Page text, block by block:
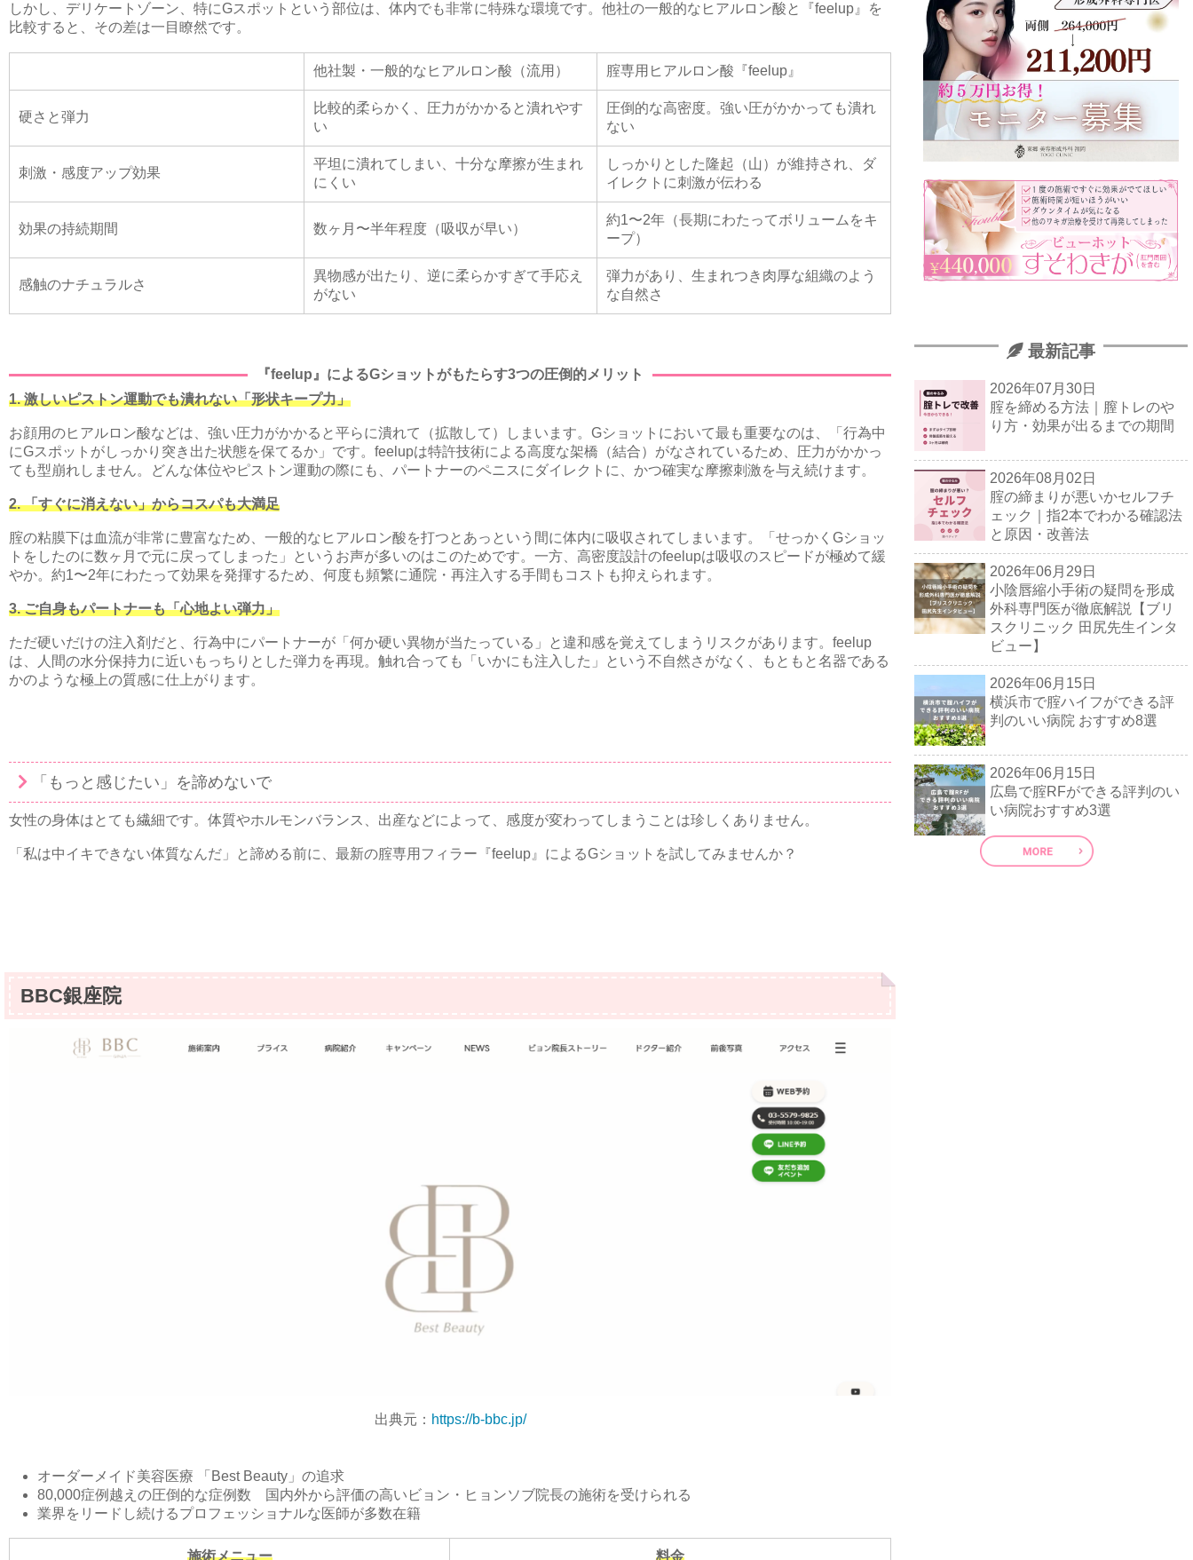
しかし、デリケートゾーン、特にGスポットという部位は、体内でも非常に特殊な環境です。他社の一般的なヒアルロン酸と『feelup』を
比較すると、その差は一目瞭然です。
他社製・一般的なヒアルロン酸（流用） 腟専用ヒアルロン酸『feelup』
硬さと弾力
比較的柔らかく、圧力がかかると潰れやす
い
圧倒的な高密度。強い圧がかかっても潰れ
ない
刺激・感度アップ効果
平坦に潰れてしまい、十分な摩擦が生まれ
にくい
しっかりとした隆起（山）が維持され、ダ
イレクトに刺激が伝わる
効果の持続期間 数ヶ月〜半年程度（吸収が早い）
約1〜2年（長期にわたってボリュームをキ
ープ）
感触のナチュラルさ
異物感が出たり、逆に柔らかすぎて手応え
がない
弾力があり、生まれつき肉厚な組織のよう
な自然さ
『feelup』によるGショットがもたらす3つの圧倒的メリット
1. 激しいピストン運動でも潰れない「形状キープ力」
お顔用のヒアルロン酸などは、強い圧力がかかると平らに潰れて（拡散して）しまいます。Gショットにおいて最も重要なのは、「行為中
にGスポットがしっかり突き出た状態を保てるか」です。feelupは特許技術による高度な架橋（結合）がなされているため、圧力がかかっ
ても型崩れしません。どんな体位やピストン運動の際にも、パートナーのペニスにダイレクトに、かつ確実な摩擦刺激を与え続けます。
2. 「すぐに消えない」からコスパも大満足
腟の粘膜下は血流が非常に豊富なため、一般的なヒアルロン酸を打つとあっという間に体内に吸収されてしまいます。「せっかくGショッ
トをしたのに数ヶ月で元に戻ってしまった」というお声が多いのはこのためです。一方、高密度設計のfeelupは吸収のスピードが極めて緩
やか。約1〜2年にわたって効果を発揮するため、何度も頻繁に通院・再注入する手間もコストも抑えられます。
3. ご自身もパートナーも「心地よい弾力」
ただ硬いだけの注入剤だと、行為中にパートナーが「何か硬い異物が当たっている」と違和感を覚えてしまうリスクがあります。feelup
は、人間の水分保持力に近いもっちりとした弾力を再現。触れ合っても「いかにも注入した」という不自然さがなく、もともと名器である
かのような極上の質感に仕上がります。
「もっと感じたい」を諦めないで
女性の身体はとても繊細です。体質やホルモンバランス、出産などによって、感度が変わってしまうことは珍しくありません。
「私は中イキできない体質なんだ」と諦める前に、最新の腟専用フィラー『feelup』によるGショットを試してみませんか？
BBC銀座院
出典元： https://b-bbc.jp/
オーダーメイド美容医療 「Best Beauty」の追求
80,000症例越えの圧倒的な症例数 国内外から評価の高いビョン・ヒョンソブ院長の施術を受けられる
業界をリードし続けるプロフェッショナルな医師が多数在籍
施術メニュー 料金
最新記事
2026年07月30日
腟を締める方法｜膣トレのや
り方・効果が出るまでの期間
2026年08月02日
腟の締まりが悪いかセルフチ
ェック｜指2本でわかる確認法
と原因・改善法
2026年06月29日
小陰唇縮小手術の疑問を形成
外科専門医が徹底解説【ブリ
スクリニック 田尻先生インタ
ビュー】
2026年06月15日
横浜市で腟ハイフができる評
判のいい病院 おすすめ8選
2026年06月15日
広島で腟RFができる評判のい
い病院おすすめ3選